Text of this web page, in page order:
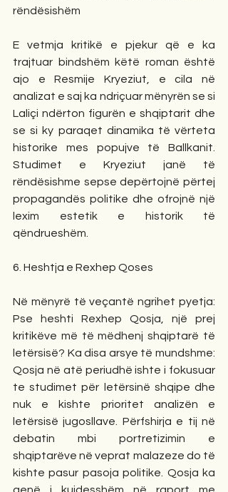
rëndësishëm
E vetmja kritikë e pjekur që e ka
trajtuar bindshëm këtë roman është
ajo e Resmije Kryeziut, e cila në
analizat e saj ka ndriçuar mënyrën se si
Laliçi ndërton figurën e shqiptarit dhe
se si ky paraqet dinamika të vërteta
historike mes popujve të Ballkanit.
Studimet e Kryeziut janë të
rëndësishme sepse depërtojnë përtej
propagandës politike dhe ofrojnë një
lexim estetik e historik të
qëndrueshëm.
6. Heshtja e Rexhep Qoses
Në mënyrë të veçantë ngrihet pyetja:
Pse heshti Rexhep Qosja, një prej
kritikëve më të mëdhenj shqiptarë të
letërsisë? Ka disa arsye të mundshme:
Qosja në atë periudhë ishte i fokusuar
te studimet për letërsinë shqipe dhe
nuk e kishte prioritet analizën e
letërsisë jugosllave. Përfshirja e tij në
debatin mbi portretizimin e
shqiptarëve në veprat malazeze do të
kishte pasur pasoja politike. Qosja ka
qenë i kujdesshëm në raport me